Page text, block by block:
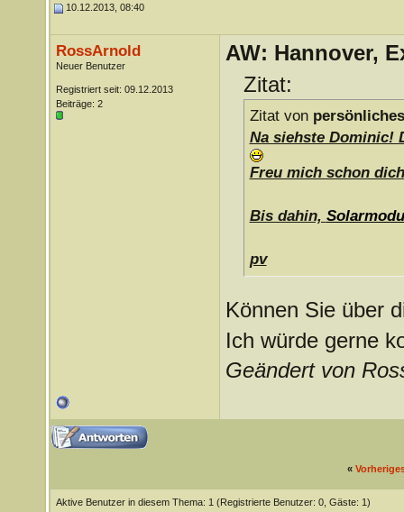
10.12.2013, 08:40
RossArnold
Neuer Benutzer
Registriert seit: 09.12.2013
Beiträge: 2
AW: Hannover,
Zitat:
Zitat von
Na siehste Dominic!
Freu mich schon
Bis dahin,
pv
Können Sie über
Ich würde gerne
Geändert von
«
Aktive Benutzer in diesem Thema: 1 (Registrierte Benutzer: 0, Gäste: 1)